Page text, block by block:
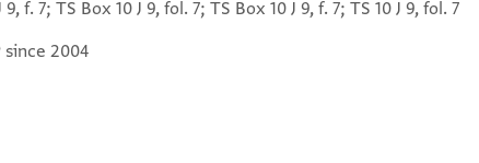
9, f. 7; TS Box 10 J 9, fol. 7; TS Box 10 J 9, f. 7; TS 10 J 9, fol. 7
since 2004